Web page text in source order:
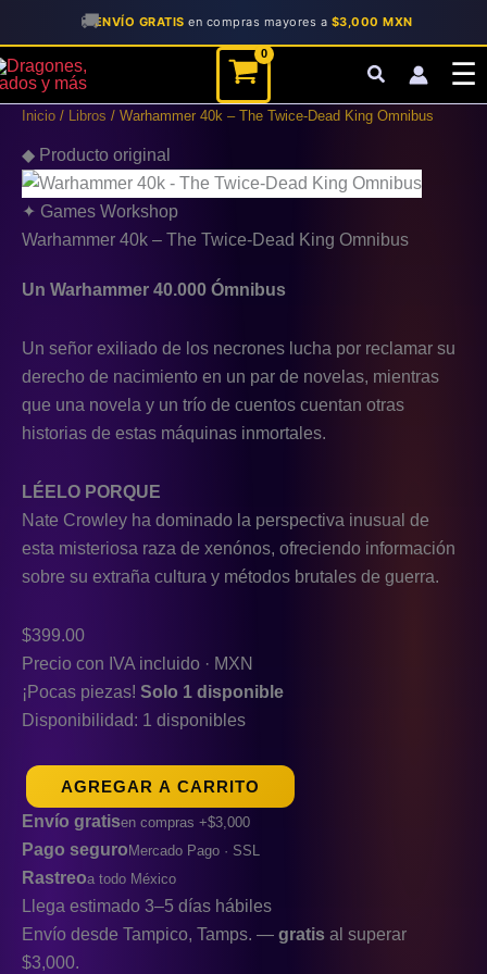
🚚ENVÍO GRATIS en compras mayores a $3,000 MXN
☰
Inicio / Libros / Warhammer 40k – The Twice-Dead King Omnibus
◆ Producto original
✦ Games Workshop
Warhammer 40k – The Twice-Dead King Omnibus
Un Warhammer 40.000 Ómnibus
Un señor exiliado de los necrones lucha por reclamar su
derecho de nacimiento en un par de novelas, mientras
que una novela y un trío de cuentos cuentan otras
historias de estas máquinas inmortales.
LÉELO PORQUE
Nate Crowley ha dominado la perspectiva inusual de
esta misteriosa raza de xenónos, ofreciendo información
sobre su extraña cultura y métodos brutales de guerra.
$399.00
Precio con IVA incluido · MXN
¡Pocas piezas! Solo 1 disponible
Disponibilidad: 1 disponibles
40k
-
The
Dead
King
Omnibus
cantidad
AGREGAR A CARRITO
Envío gratisen compras +$3,000
Pago seguro Mercado Pago · SSL
Rastreoa todo México
Llega estimado 3–5 días hábiles
Envío desde Tampico, Tamps. — gratis al superar
$3,000.